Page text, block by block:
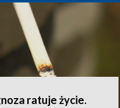
ratuje życie.